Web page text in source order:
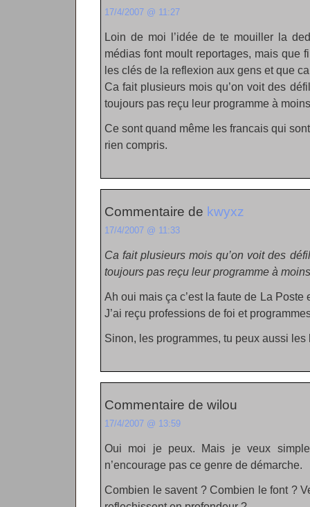
17/4/2007 @ 11:27
Loin de moi l’idée de te mouiller la
médias font moult reportages, mais que
les clés de la reflexion aux gens et que
Ca fait plusieurs mois qu’on voit des
toujours pas reçu leur programme à
Ce sont quand même les francais qui
rien compris.
Commentaire de kwyxz
17/4/2007 @ 11:33
Ca fait plusieurs mois qu’on voit des
toujours pas reçu leur programme à
Ah oui mais ça c’est la faute de La
J’ai reçu professions de foi et
Sinon, les programmes, tu peux aussi les
Commentaire de wilou
17/4/2007 @ 13:59
Oui moi je peux. Mais je veux
n’encourage pas ce genre de démarche.
Combien le savent ? Combien le font ?